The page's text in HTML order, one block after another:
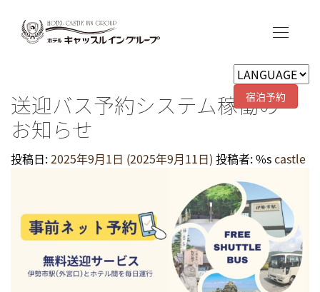
宿泊予約
送迎バス予約システム稼働の
お知らせ
投稿日:2025年9月1日 (2025年9月11日) 投稿者: %scastle